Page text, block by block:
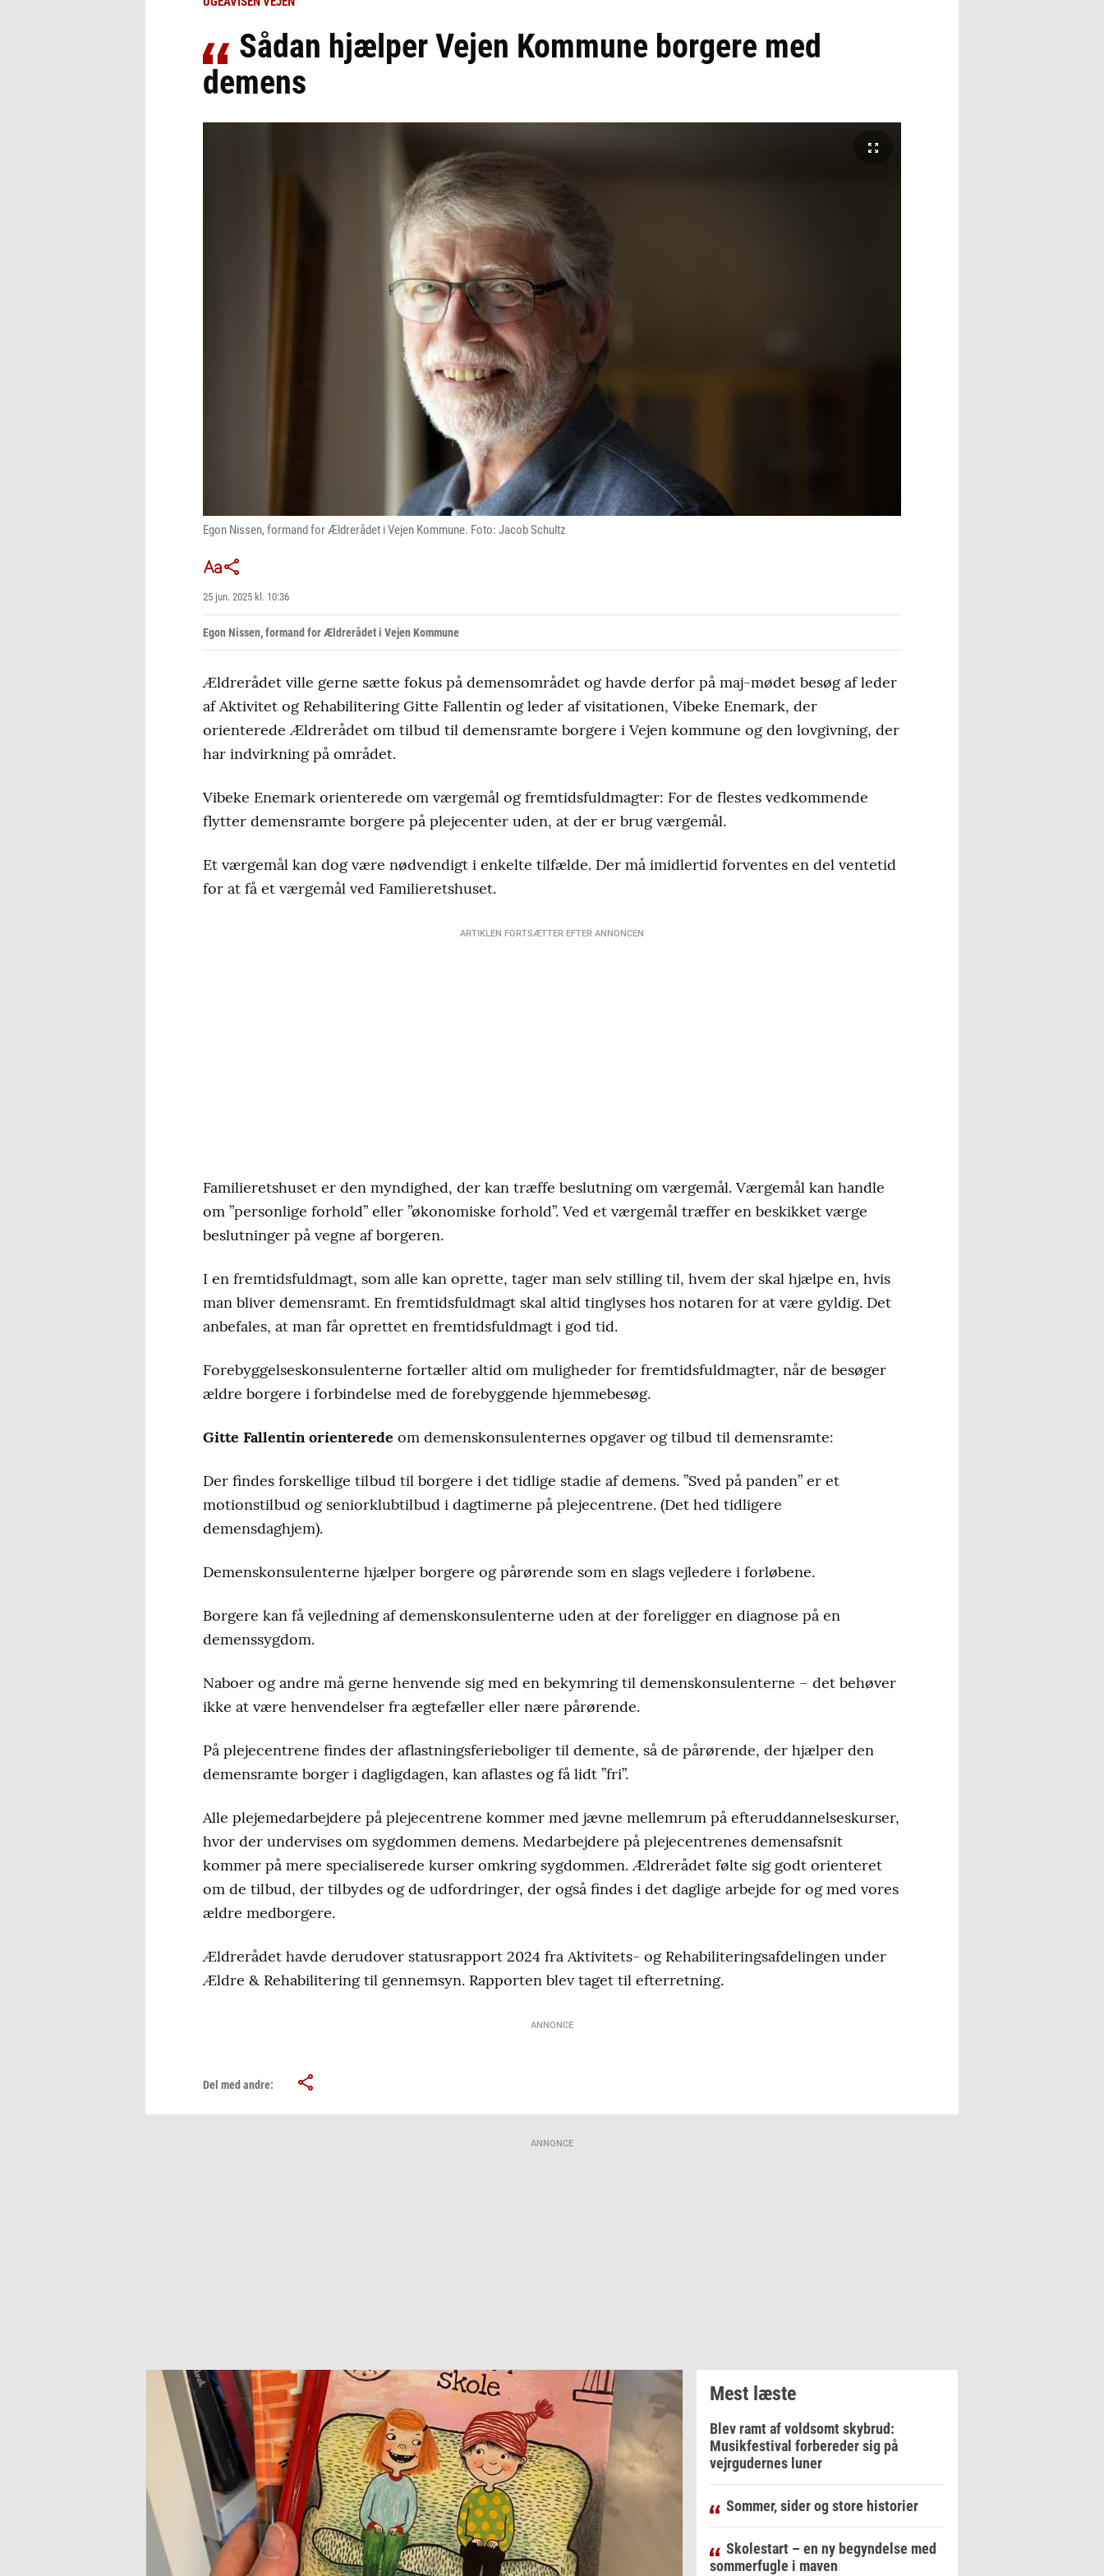
Sådan hjælper Vejen Kommune borgere med
demens
Egon Nissen, formand for Ældrerådet i Vejen Kommune. Foto: Jacob Schultz
25 jun. 2025 kl. 10:36
Egon Nissen, formand for Ældrerådet i Vejen Kommune
Ældrerådet ville gerne sætte fokus på demensområdet og havde derfor på maj-mødet besøg af leder
af Aktivitet og Rehabilitering Gitte Fallentin og leder af visitationen, Vibeke Enemark, der
orienterede Ældrerådet om tilbud til demensramte borgere i Vejen kommune og den lovgivning, der
har indvirkning på området.
Vibeke Enemark orienterede om værgemål og fremtidsfuldmagter: For de flestes vedkommende
flytter demensramte borgere på plejecenter uden, at der er brug værgemål.
Et værgemål kan dog være nødvendigt i enkelte tilfælde. Der må imidlertid forventes en del ventetid
for at få et værgemål ved Familieretshuset.
ARTIKLEN FORTSÆTTER EFTER ANNONCEN
Familieretshuset er den myndighed, der kan træffe beslutning om værgemål. Værgemål kan handle
om ”personlige forhold” eller ”økonomiske forhold”. Ved et værgemål træffer en beskikket værge
beslutninger på vegne af borgeren.
I en fremtidsfuldmagt, som alle kan oprette, tager man selv stilling til, hvem der skal hjælpe en, hvis
man bliver demensramt. En fremtidsfuldmagt skal altid tinglyses hos notaren for at være gyldig. Det
anbefales, at man får oprettet en fremtidsfuldmagt i god tid.
Forebyggelseskonsulenterne fortæller altid om muligheder for fremtidsfuldmagter, når de besøger
ældre borgere i forbindelse med de forebyggende hjemmebesøg.
Gitte Fallentin orienterede om demenskonsulenternes opgaver og tilbud til demensramte:
Der findes forskellige tilbud til borgere i det tidlige stadie af demens. ”Sved på panden” er et
motionstilbud og seniorklubtilbud i dagtimerne på plejecentrene. (Det hed tidligere
demensdaghjem).
Demenskonsulenterne hjælper borgere og pårørende som en slags vejledere i forløbene.
Borgere kan få vejledning af demenskonsulenterne uden at der foreligger en diagnose på en
demenssygdom.
Naboer og andre må gerne henvende sig med en bekymring til demenskonsulenterne – det behøver
ikke at være henvendelser fra ægtefæller eller nære pårørende.
På plejecentrene findes der aflastningsferieboliger til demente, så de pårørende, der hjælper den
demensramte borger i dagligdagen, kan aflastes og få lidt ”fri”.
Alle plejemedarbejdere på plejecentrene kommer med jævne mellemrum på efteruddannelseskurser,
hvor der undervises om sygdommen demens. Medarbejdere på plejecentrenes demensafsnit
kommer på mere specialiserede kurser omkring sygdommen. Ældrerådet følte sig godt orienteret
om de tilbud, der tilbydes og de udfordringer, der også findes i det daglige arbejde for og med vores
ældre medborgere.
Ældrerådet havde derudover statusrapport 2024 fra Aktivitets- og Rehabiliteringsafdelingen under
Ældre & Rehabilitering til gennemsyn. Rapporten blev taget til efterretning.
ANNONCE
Del med andre:
ANNONCE
Mest læste
Blev ramt af voldsomt skybrud:
Musikfestival forbereder sig på
vejrgudernes luner
Sommer, sider og store historier
Skolestart – en ny begyndelse med
sommerfugle i maven